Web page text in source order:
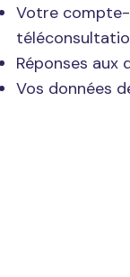
Votre
Réponses aux
Vos données